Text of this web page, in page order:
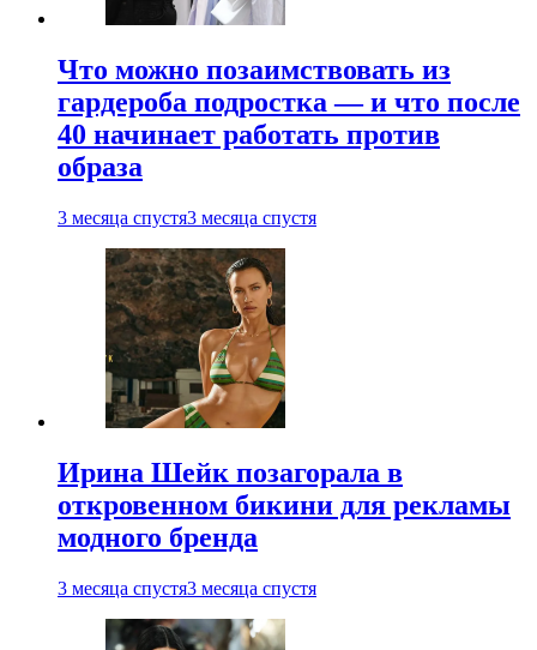
Что можно позаимствовать из
гардероба подростка — и что после
40 начинает работать против
образа
3 месяца спустя3 месяца спустя
Ирина Шейк позагорала в
откровенном бикини для рекламы
модного бренда
3 месяца спустя3 месяца спустя